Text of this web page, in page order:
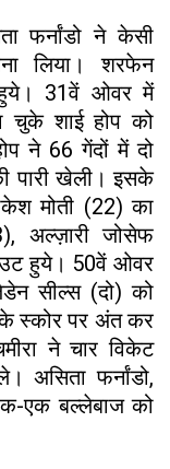
फर्नांडो ने केसी
लिया। शरफेन
31वें ओवर में
चुके शाई होप को
ने 66 गेंदों में दो
पारी खेली। इसके
मोती (22) का
अल्ज़ारी जोसेफ
हुये। 50वें ओवर
सील्स (दो) को
स्कोर पर अंत कर
ने चार विकेट
असिता फर्नांडो,
एक बल्लेबाज को